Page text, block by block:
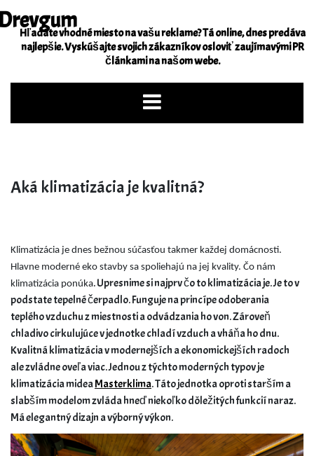
Skip
to
content
Hľadáte vhodné miesto na vašu reklame? Tá online, dnes predáva
najlepšie. Vyskúšajte svojich zákazníkov osloviť zaujímavými PR
článkami na našom webe.
Aká klimatizácia je kvalitná?
Klimatizácia je dnes bežnou súčasťou takmer každej domácnosti.
Hlavne moderné eko stavby sa spoliehajú na jej kvality. Čo nám
klimatizácia ponúka. Upresnime si najprv čo to klimatizácia je. Je to v
podstate tepelné čerpadlo. Funguje na princípe odoberania
teplého vzduchu z miestnosti a odvádzania ho von. Zároveň
chladivo cirkulujúce v jednotke chladí vzduch a vháňa ho dnu.
Kvalitná klimatizácia v modernejších a ekonomickejších radoch
ale zvládne oveľa viac. Jednou z týchto moderných typov je
klimatizácia mideaMasterklima. Táto jednotka oproti starším a
slabším modelom zvláda hneď niekoľko dôležitých funkcií naraz.
Má elegantný dizajn a výborný výkon.